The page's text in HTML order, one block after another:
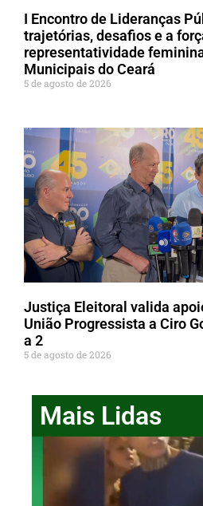
I Encontro de Lideranças
trajetórias, desafios e a
representatividade
Municipais do Ceará
5 de agosto de 2026
Justiça Eleitoral valida
União Progressista a Ciro
a 2
5 de agosto de 2026
Mais Lidas